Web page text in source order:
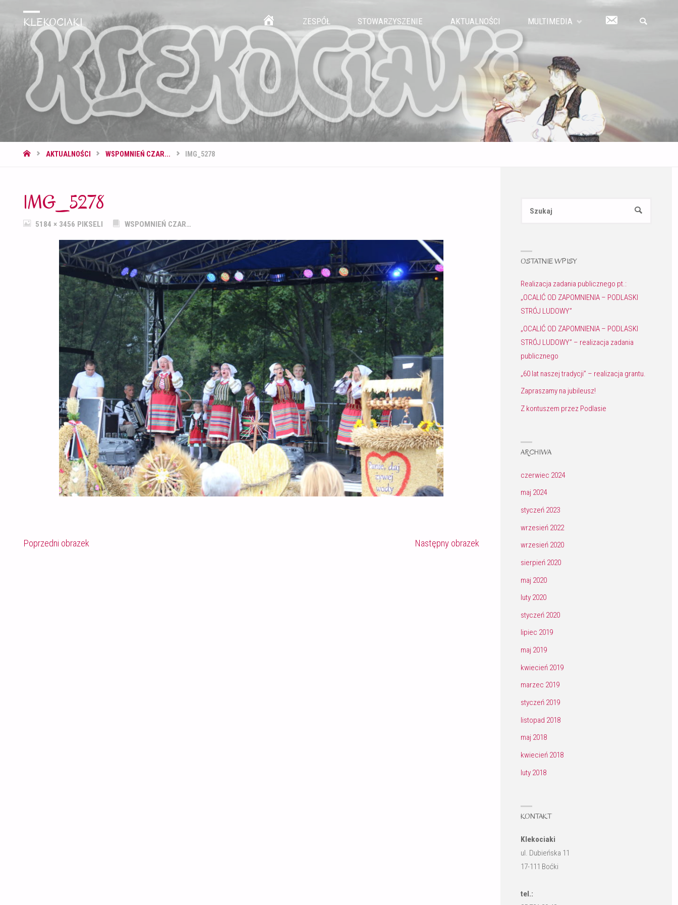
KLEKOCIAKI
Przejdź
treści
GŁÓWNA ZESPÓŁ STOWARZYSZENIE AKTUALNOŚCI MULTIMEDIA KONTAKT
STRONA
AKTUALNOŚCI WSPOMNIEŃ CZAR... IMG_5278
IMG_5278
PEŁNY5184 × 3456 PIKSELI WSPOMNIEŃ CZAR…
Poprzedni obrazek Następny obrazek
SZUKAJ
OSTATNIE WPISY
Realizacja zadania publicznego pt.:
„OCALIĆ OD ZAPOMNIENIA – PODLASKI
STRÓJ LUDOWY”
„OCALIĆ OD ZAPOMNIENIA – PODLASKI
STRÓJ LUDOWY” – realizacja zadania
publicznego
„60 lat naszej tradycji” – realizacja grantu.
Zapraszamy na jubileusz!
Z kontuszem przez Podlasie
ARCHIWA
czerwiec 2024
maj 2024
styczeń 2023
wrzesień 2022
wrzesień 2020
sierpień 2020
maj 2020
luty 2020
styczeń 2020
lipiec 2019
maj 2019
kwiecień 2019
marzec 2019
styczeń 2019
listopad 2018
maj 2018
kwiecień 2018
luty 2018
KONTAKT
Klekociaki
ul. Dubieńska 11
17-111 Boćki
tel.: